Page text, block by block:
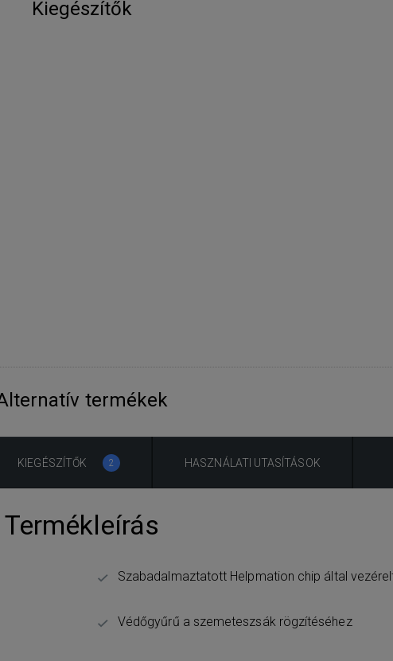
Kiegészítők
termékek
KIEGÉSZÍTŐK 2 HASZNÁLATI UTASÍTÁSOK
Termékleírás
Szabadalmaztatott Helpmation chip által
Védőgyűrű a szemeteszsák rögzítéséhez